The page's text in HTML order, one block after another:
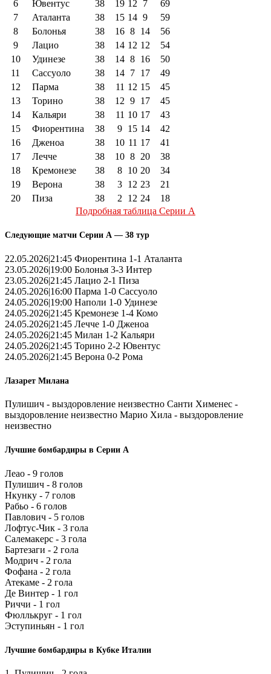
6
Ювентус 38 19 12 7
69
7
Аталанта 38 15 14 9
59
8
Болонья 38 16 8 14
56
9
Лацио 38 14 12 12
54
10
Удинезе 38 14 8 16
50
11
Сассуоло 38 14 7 17
49
12
Парма 38 11 12 15
45
13
Торино 38 12 9 17
45
14
Кальяри 38 11 10 17
43
15
Фиорентина 38 9 15 14
42
16
Дженоа 38 10 11 17
41
17
Лечче 38 10 8 20
38
18
Кремонезе 38 8 10 20
34
19
Верона 38 3 12 23
21
20
Пиза 38 2 12 24
18
Подробная таблица Серии А
Следующие матчи Серии А — 38 тур
22.05.2026|21:45 Фиорентина 1-1 Аталанта
23.05.2026|19:00 Болонья 3-3 Интер
23.05.2026|21:45 Лацио 2-1 Пиза
24.05.2026|16:00 Парма 1-0 Сассуоло
24.05.2026|19:00 Наполи 1-0 Удинезе
24.05.2026|21:45 Кремонезе 1-4 Комо
24.05.2026|21:45 Лечче 1-0 Дженоа
24.05.2026|21:45 Милан 1-2 Кальяри
24.05.2026|21:45 Торино 2-2 Ювентус
24.05.2026|21:45 Верона 0-2 Рома
Лазарет Милана
Пулишич - выздоровление неизвестно Санти Хименес -
выздоровление неизвестно Марио Хила - выздоровление
неизвестно
Лучшие бомбардиры в Серии А
Леао - 9 голов
Пулишич - 8 голов
Нкунку - 7 голов
Рабьо - 6 голов
Павлович - 5 голов
Лофтус-Чик - 3 гола
Салемакерс - 3 гола
Бартезаги - 2 гола
Модрич - 2 гола
Фофана - 2 гола
Атекаме - 2 гола
Де Винтер - 1 гол
Риччи - 1 гол
Фюллькруг - 1 гол
Эступиньян - 1 гол
Лучшие бомбардиры в Кубке Италии